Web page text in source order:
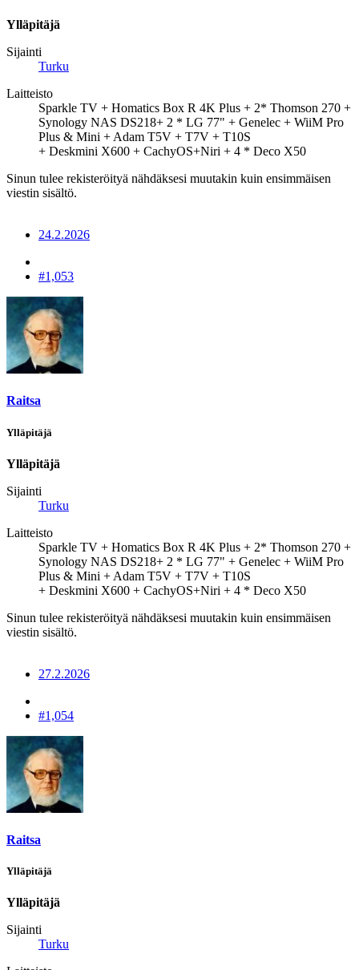
Ylläpitäjä
Sijainti
Turku
Laitteisto
Sparkle TV + Homatics Box R 4K Plus + 2* Thomson 270 +
Synology NAS DS218+ 2 * LG 77" + Genelec + WiiM Pro
Plus & Mini + Adam T5V + T7V + T10S
+ Deskmini X600 + CachyOS+Niri + 4 * Deco X50
Sinun tulee rekisteröityä nähdäksesi muutakin kuin ensimmäisen
viestin sisältö.
24.2.2026
#1,053
Raitsa
Ylläpitäjä
Ylläpitäjä
Sijainti
Turku
Laitteisto
Sparkle TV + Homatics Box R 4K Plus + 2* Thomson 270 +
Synology NAS DS218+ 2 * LG 77" + Genelec + WiiM Pro
Plus & Mini + Adam T5V + T7V + T10S
+ Deskmini X600 + CachyOS+Niri + 4 * Deco X50
Sinun tulee rekisteröityä nähdäksesi muutakin kuin ensimmäisen
viestin sisältö.
27.2.2026
#1,054
Raitsa
Ylläpitäjä
Ylläpitäjä
Sijainti
Turku